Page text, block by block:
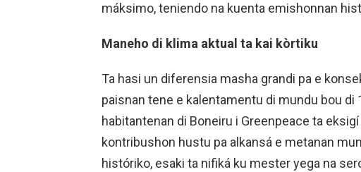
máksimo, teniendo na kuenta emishonnan
Maneho di klima aktual ta kai kòrtiku
Ta hasi un diferensia masha grandi pa e
paisnan tene e kalentamentu di mundu bou di
habitantenan di Boneiru i Greenpeace ta
kontribushon hustu pa alkansá e metanan
históriko, esaki ta nifiká ku mester yega na